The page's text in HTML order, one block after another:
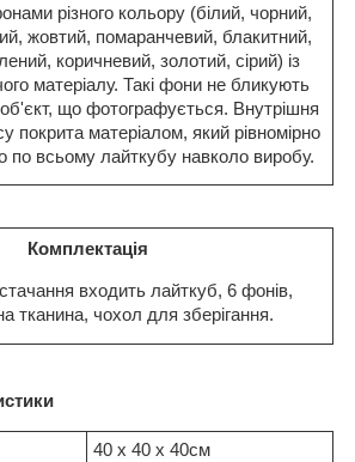
різного кольору (білий, чорний,
жовтий, помаранчевий, блакитний,
коричневий, золотий, сірий) із
матеріалу. Такі фони не бликують
що фотографується. Внутрішня
покрита матеріалом, який рівномірно
по всьому лайткубу навколо виробу.
Комплектація
входить лайткуб, 6 фонів,
тканина, чохол для зберігання.
40 х 40 х 40см